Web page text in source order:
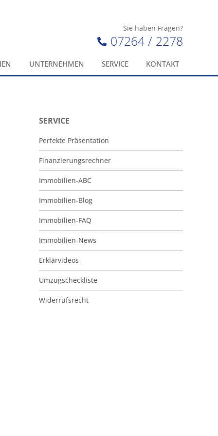
Sie haben Fragen?
07264 / 2278
UNTERNEHMEN SERVICE KONTAKT
SERVICE
Perfekte Präsentation
Finanzierungsrechner
Immobilien-ABC
Immobilien-Blog
Immobilien-FAQ
Immobilien-News
Erklärvideos
Umzugscheckliste
Widerrufsrecht